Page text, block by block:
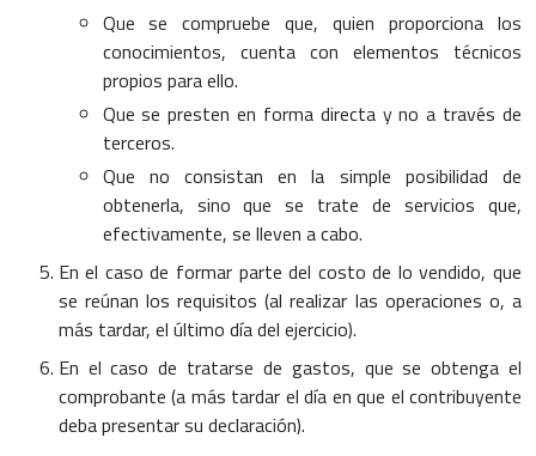
Que se compruebe que, quien proporciona los
conocimientos, cuenta con elementos técnicos
propios para ello.
Que se presten en forma directa y no a través de
terceros.
Que no consistan en la simple posibilidad de
obtenerla, sino que se trate de servicios que,
efectivamente, se lleven a cabo.
En el caso de formar parte del costo de lo vendido, que
se reúnan los requisitos (al realizar las operaciones o, a
más tardar, el último día del ejercicio).
En el caso de tratarse de gastos, que se obtenga el
comprobante (a más tardar el día en que el contribuyente
deba presentar su declaración).